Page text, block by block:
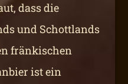
dass die
und Schottlands
fränkischen
ist ein